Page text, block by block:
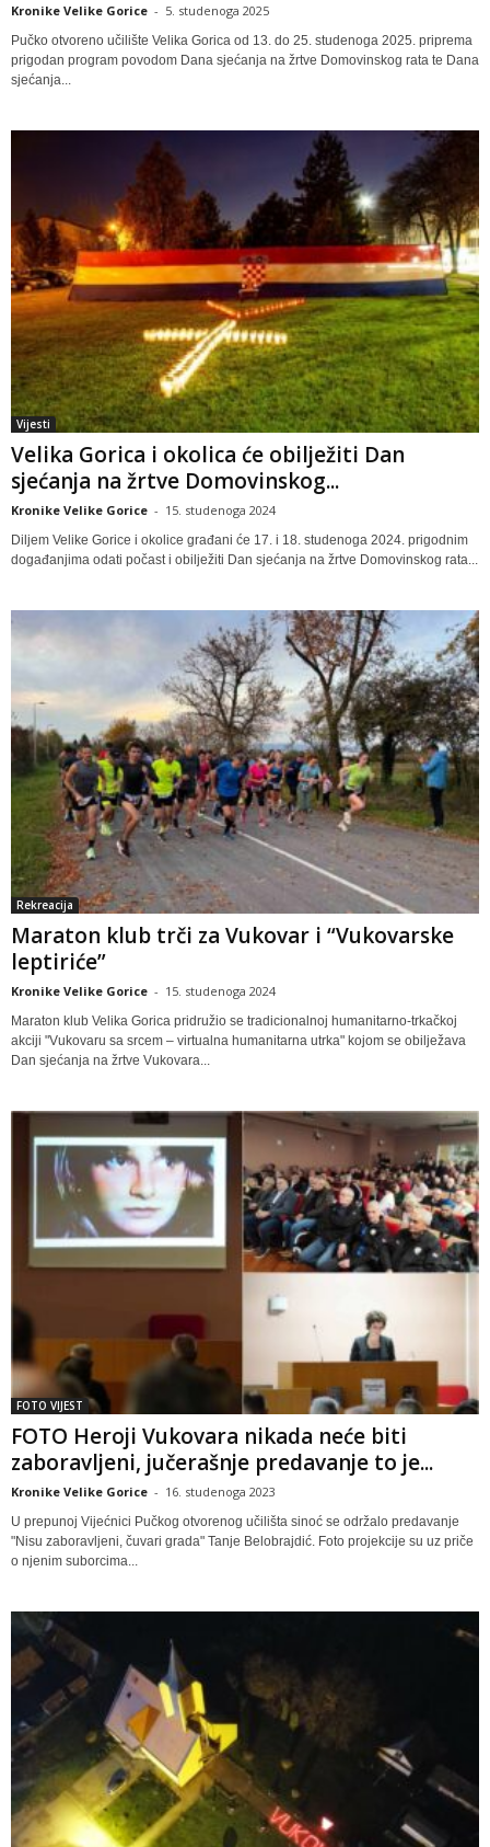
Kronike Velike Gorice - 5. studenoga 2025
Pučko otvoreno učilište Velika Gorica od 13. do 25. studenoga 2025. priprema
prigodan program povodom Dana sjećanja na žrtve Domovinskog rata te Dana
sjećanja...
Vijesti
Velika Gorica i okolica će obilježiti Dan
sjećanja na žrtve Domovinskog...
Kronike Velike Gorice - 15. studenoga 2024
Diljem Velike Gorice i okolice građani će 17. i 18. studenoga 2024. prigodnim
događanjima odati počast i obilježiti Dan sjećanja na žrtve Domovinskog rata...
Rekreacija
Maraton klub trči za Vukovar i “Vukovarske
leptiriće”
Kronike Velike Gorice - 15. studenoga 2024
Maraton klub Velika Gorica pridružio se tradicionalnoj humanitarno-trkačkoj
akciji "Vukovaru sa srcem – virtualna humanitarna utrka" kojom se obilježava
Dan sjećanja na žrtve Vukovara...
FOTO VIJEST
FOTO Heroji Vukovara nikada neće biti
zaboravljeni, jučerašnje predavanje to je...
Kronike Velike Gorice - 16. studenoga 2023
U prepunoj Vijećnici Pučkog otvorenog učilišta sinoć se održalo predavanje
"Nisu zaboravljeni, čuvari grada" Tanje Belobrajdić. Foto projekcije su uz priče
o njenim suborcima...